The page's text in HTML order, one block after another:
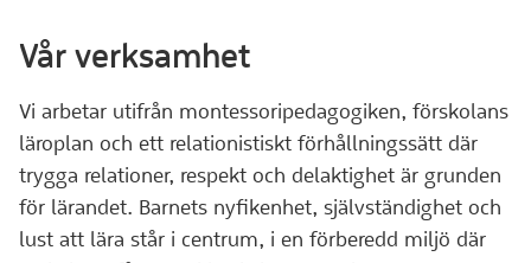
Vår verksamhet
Vi arbetar utifrån montessoripedagogiken, förskolans
läroplan och ett relationistiskt förhållningssätt där
trygga relationer, respekt och delaktighet är grunden
för lärandet. Barnets nyfikenhet, självständighet och
lust att lära står i centrum, i en förberedd miljö där